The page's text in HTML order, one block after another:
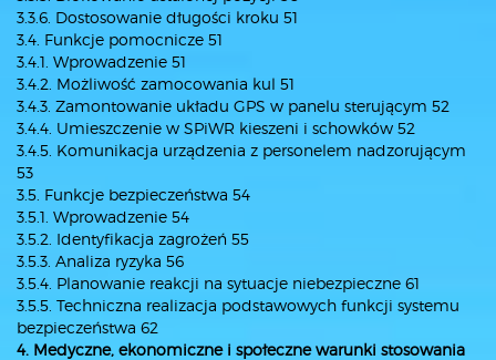
3.3.6. Dostosowanie długości kroku 51
3.4. Funkcje pomocnicze 51
3.4.1. Wprowadzenie 51
3.4.2. Możliwość zamocowania kul 51
3.4.3. Zamontowanie układu GPS w panelu sterującym 52
3.4.4. Umieszczenie w SPiWR kieszeni i schowków 52
3.4.5. Komunikacja urządzenia z personelem nadzorującym
53
3.5. Funkcje bezpieczeństwa 54
3.5.1. Wprowadzenie 54
3.5.2. Identyfikacja zagrożeń 55
3.5.3. Analiza ryzyka 56
3.5.4. Planowanie reakcji na sytuacje niebezpieczne 61
3.5.5. Techniczna realizacja podstawowych funkcji systemu
bezpieczeństwa 62
4. Medyczne, ekonomiczne i społeczne warunki stosowania